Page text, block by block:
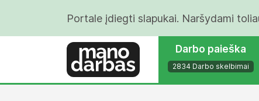
Portale įdiegti slapukai. Naršydami
Darbo paieška
2834 Darbo skelbimai